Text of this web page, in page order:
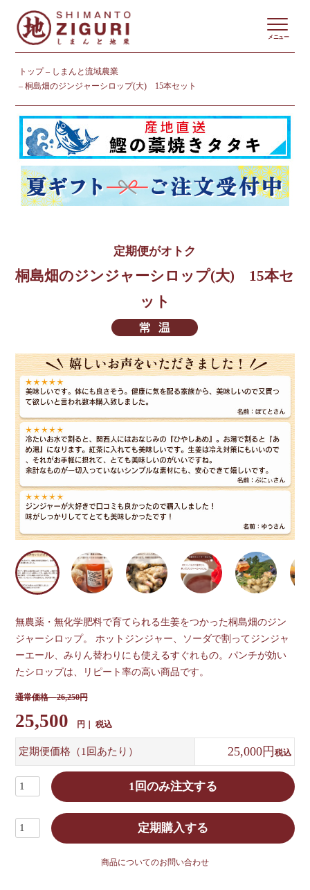
トップ
しまんと流域農業
桐島畑のジンジャーシロップ(大) 15本セット
メニュー
定期便がオトク
桐島畑のジンジャーシロップ(大) 15本セ
ット
無農薬・無化学肥料で育てられる生姜をつかった桐島畑のジン
ジャーシロップ。 ホットジンジャー、ソーダで割ってジンジャ
ーエール、みりん替わりにも使えるすぐれもの。パンチが効い
たシロップは、リピート率の高い商品です。
26,250
25,500 税込
定期便価格（1回あたり） 25,000 税込
1回のみ注文する
定期購入する
商品についてのお問い合わせ